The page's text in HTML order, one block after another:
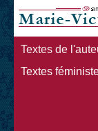
Textes de
Textes